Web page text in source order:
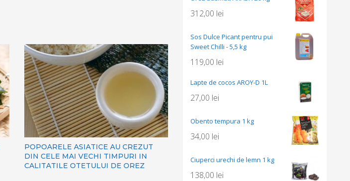
POPOARELE ASIATICE AU CREZUT
DIN CELE MAI VECHI TIMPURI IN
CALITATILE OTETULUI DE OREZ
312,00 lei
Sos Dulce Picant pentru pui
Sweet Chilli - 5,5 kg
119,00 lei
Lapte de cocos AROY-D 1L
27,00 lei
Obento tempura 1 kg
34,00 lei
Ciuperci urechi de lemn 1 kg
138,00 lei